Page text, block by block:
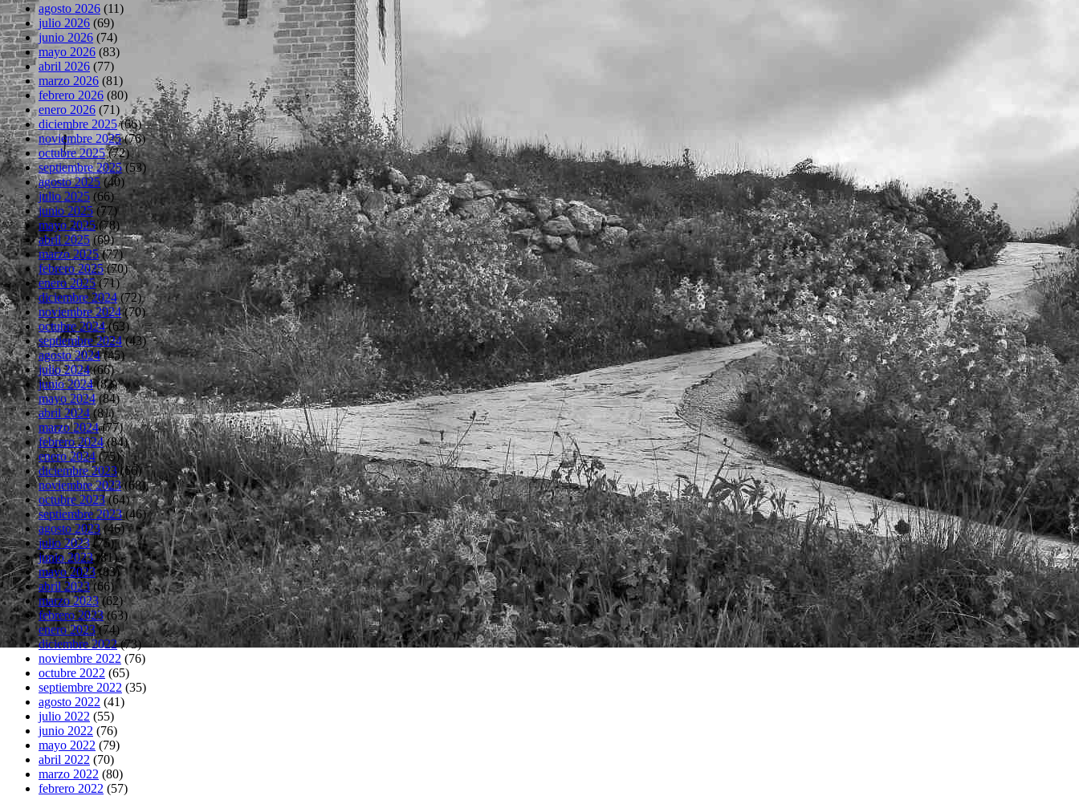
agosto 2026 (11)
julio 2026 (69)
junio 2026 (74)
mayo 2026 (83)
abril 2026 (77)
marzo 2026 (81)
febrero 2026 (80)
enero 2026 (71)
diciembre 2025(66)
noviembre 2025(76)
octubre 2025(72)
septiembre 2025(53)
agosto 2025(40)
julio 2025 (66)
junio 2025(77)
mayo 2025(78)
abril 2025(69)
marzo 2025(77)
febrero 2025(70)
enero 2025(71)
diciembre 2024(72)
noviembre 2024(70)
octubre 2024(63)
septiembre 2024(43)
agosto 2024(45)
julio 2024(66)
junio 2024(82)
mayo 2024(84)
abril 2024(81)
marzo 2024(77)
febrero 2024(84)
enero 2024(75)
diciembre 2023(66)
noviembre 2023(68)
octubre 2023(64)
septiembre 2023(46)
agosto 2023(46)
julio 2023(75)
junio 2023(81)
mayo 2023(83)
abril 2023(66)
marzo 2023(62)
febrero 2023(63)
enero 2023(74)
diciembre 2022(73)
noviembre 2022 (76)
octubre 2022 (65)
septiembre 2022 (35)
agosto 2022 (41)
julio 2022 (55)
junio 2022 (76)
mayo 2022 (79)
abril 2022 (70)
marzo 2022 (80)
febrero 2022 (57)